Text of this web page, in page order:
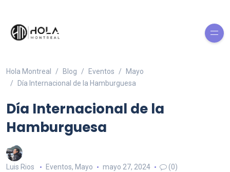
Hola Montreal Blog Eventos
Mayo
Día Internacional de la Hamburguesa
Día Internacional de la
Hamburguesa
Luis Rios Eventos, Mayo mayo 27, 2024 (0)